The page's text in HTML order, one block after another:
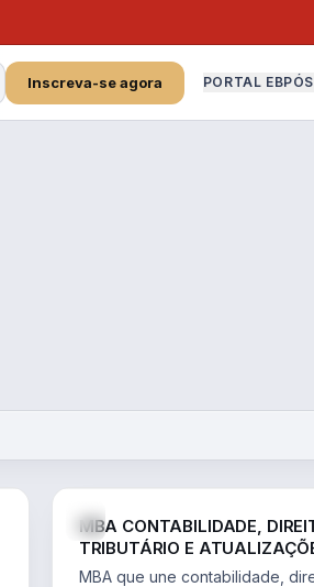
Inscreva-se agora PORTAL EBPÓS
MBA CONTABILIDADE,
TRIBUTÁRIO E
DA REFORMA TRIBUTÁRIA
MBA que une contabilidade,